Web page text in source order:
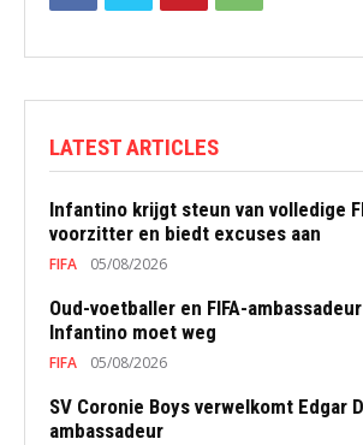
LATEST ARTICLES
Infantino krijgt steun van volledige
voorzitter en biedt excuses aan
FIFA 05/08/2026
Oud-voetballer en FIFA-
Infantino moet weg
FIFA 05/08/2026
SV Coronie Boys verwelkomt Edgar
ambassadeur